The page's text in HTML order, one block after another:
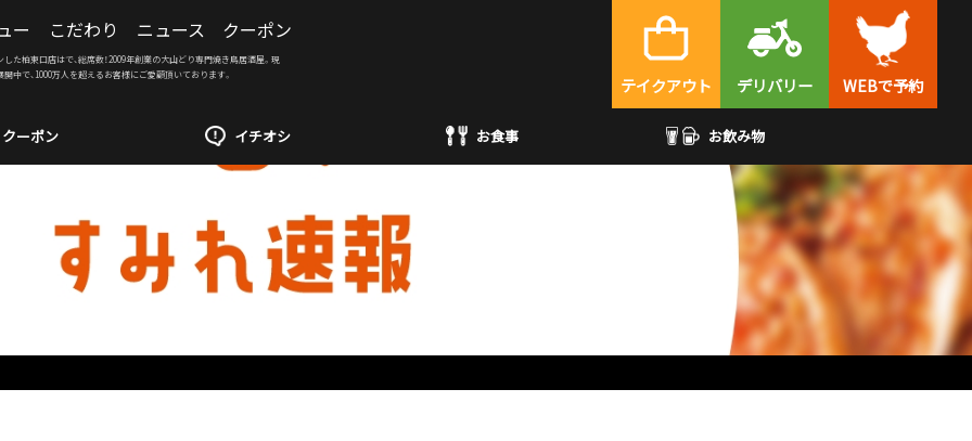
ー こだわり ニュース クーポン
テイクアウト デリバリー WEBで予約
した柏東口店はで、総席数！2009年創業の大山どり専門焼き鳥居酒屋。現
開中で、1000万人を超えるお客様にご愛顧頂いております。
クーポン イチオシ お食事 お飲み物